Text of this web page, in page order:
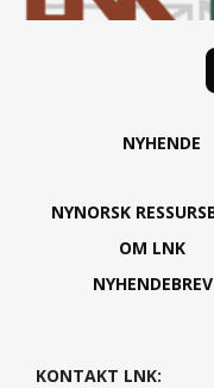
NYHENDE
NYNORSK
OM LNK
NYHENDEBREV
KONTAKT LNK: